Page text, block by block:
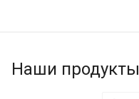
Наши продукты